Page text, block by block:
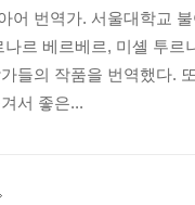
어 번역가. 서울대학교
나르 베르베르, 미셸 투
들의 작품을 번역했다.
서 좋은...